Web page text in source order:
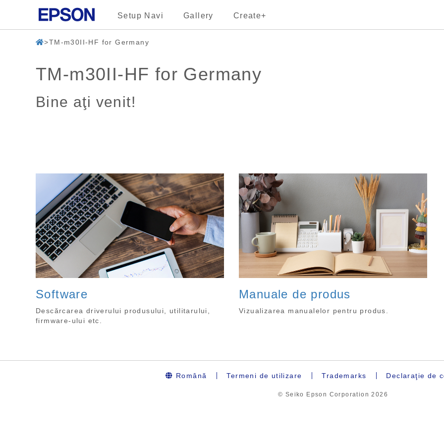
Setup Navi Gallery Create+
TM-m30II-HF for Germany
TM-m30II-HF for Germany
Bine aţi venit!
Software
Descărcarea driverului produsului, utilitarului,
firmware-ului etc.
Manuale de produs
Vizualizarea manualelor pentru produs.
Română Termeni de utilizare Trademarks Declaraţie de
© Seiko Epson Corporation2026